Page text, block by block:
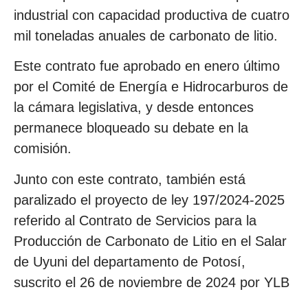
industrial con capacidad productiva de cuatro
mil toneladas anuales de carbonato de litio.
Este contrato fue aprobado en enero último
por el Comité de Energía e Hidrocarburos de
la cámara legislativa, y desde entonces
permanece bloqueado su debate en la
comisión.
Junto con este contrato, también está
paralizado el proyecto de ley 197/2024-2025
referido al Contrato de Servicios para la
Producción de Carbonato de Litio en el Salar
de Uyuni del departamento de Potosí,
suscrito el 26 de noviembre de 2024 por YLB